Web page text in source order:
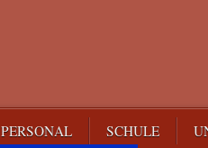
PERSONAL SCHULE